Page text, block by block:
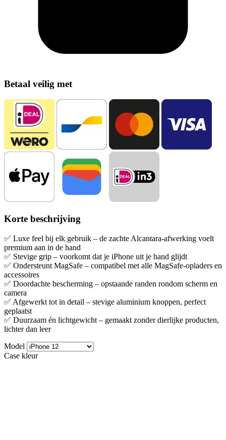
Betaal veilig met
Korte beschrijving
✅ Luxe feel bij elk gebruik – de zachte Alcantara-afwerking voelt
premium aan in de hand
✅ Stevige grip – voorkomt dat je iPhone uit je hand glijdt
✅ Ondersteunt MagSafe – compatibel met alle MagSafe-opladers en
accessoires
✅ Doordachte bescherming – opstaande randen rondom scherm en
camera
✅ Afgewerkt tot in detail – stevige aluminium knoppen, perfect
geplaatst
✅ Duurzaam én lichtgewicht – gemaakt zonder dierlijke producten,
lichter dan leer
Model
Case kleur